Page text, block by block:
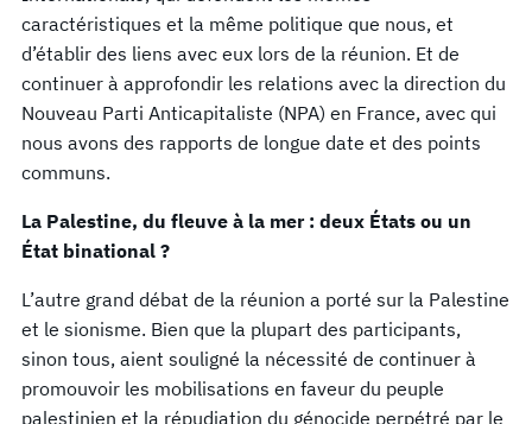
caractéristiques et la même politique que nous, et
d’établir des liens avec eux lors de la réunion. Et de
continuer à approfondir les relations avec la direction du
Nouveau Parti Anticapitaliste (NPA) en France, avec qui
nous avons des rapports de longue date et des points
communs.
La Palestine, du fleuve à la mer : deux États ou un
État binational ?
L’autre grand débat de la réunion a porté sur la Palestine
et le sionisme. Bien que la plupart des participants,
sinon tous, aient souligné la nécessité de continuer à
promouvoir les mobilisations en faveur du peuple
palestinien et la répudiation du génocide perpétré par le